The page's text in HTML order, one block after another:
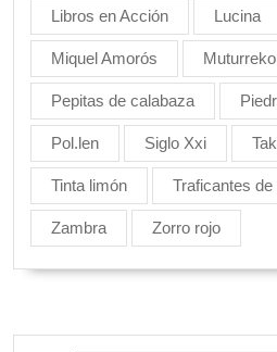
Libros en Acción Lucina
Miquel Amorós
Pepitas de calabaza
Pol.len Siglo Xxi
Tinta limón Traficantes de
Zambra Zorro rojo